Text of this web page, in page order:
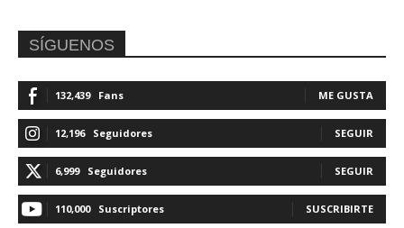
SÍGUENOS
132,439 Fans ME GUSTA
12,196 Seguidores SEGUIR
6,999 Seguidores SEGUIR
110,000 Suscriptores SUSCRIBIRTE